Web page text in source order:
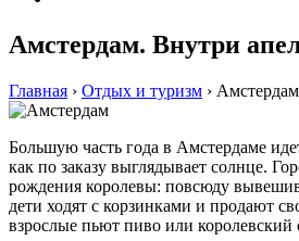
Амстердам. Внутри
Главная › Отдых и туризм ›
Большую часть года в Амстердаме
как по заказу выглядывает солнце.
рождения королевы: повсюду
дети ходят с корзинками и продают
взрослые пьют пиво или